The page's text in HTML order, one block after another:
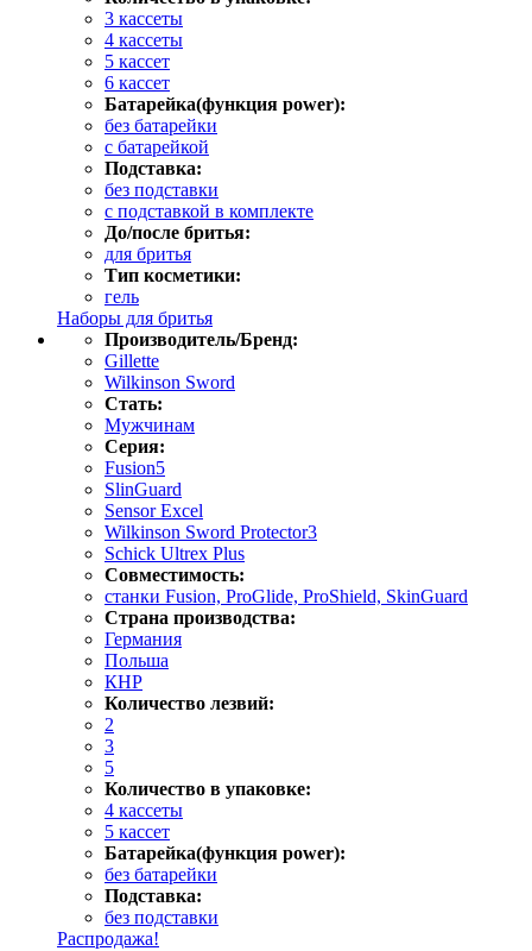
3 кассеты
4 кассеты
5 кассет
6 кассет
Батарейка(функция power):
без батарейки
с батарейкой
Подставка:
без подставки
с подставкой в комплекте
До/после бритья:
для бритья
Тип косметики:
гель
Наборы для бритья
Производитель/Бренд:
Gillette
Wilkinson Sword
Стать:
Мужчинам
Серия:
Fusion5
SlinGuard
Sensor Excel
Wilkinson Sword Protector3
Schick Ultrex Plus
Совместимость:
станки Fusion, ProGlide, ProShield, SkinGuard
Страна производства:
Германия
Польша
КНР
Количество лезвий:
2
3
5
Количество в упаковке:
4 кассеты
5 кассет
Батарейка(функция power):
без батарейки
Подставка:
без подставки
Распродажа!